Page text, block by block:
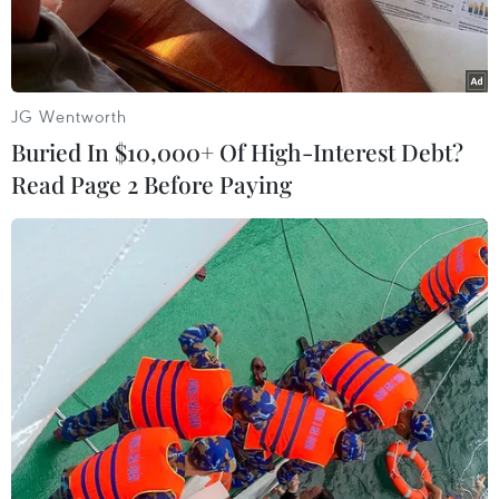
Điều khiển thiết bị bay theo sơ đồ bố trí khảo nghiệm tại ruộng
lúa. (Ảnh: Bích Hồng/TTXVN)
Việc quản lý sản xuất nông nghiệp để cung ứng
lương thực, thực phẩm sao cho hiệu quả và chất
lượng là yêu cầu cần thiết của mỗi doanh
nghiệp và nông dân hiện nay.
JG Wentworth
Buried In $10,000+ Of High-Interest Debt?
Read Page 2 Before Paying